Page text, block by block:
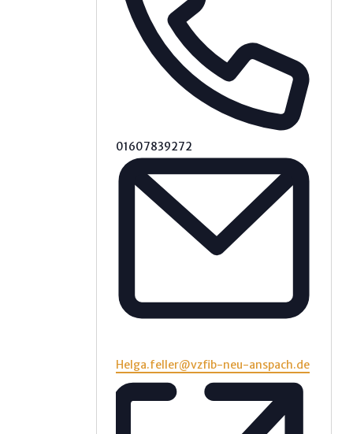
Telefon
01607839272
Email
Helga.feller@vzfib-neu-anspach.de